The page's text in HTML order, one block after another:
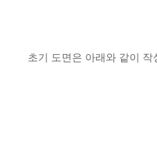
초기 도면은 아래와 같이